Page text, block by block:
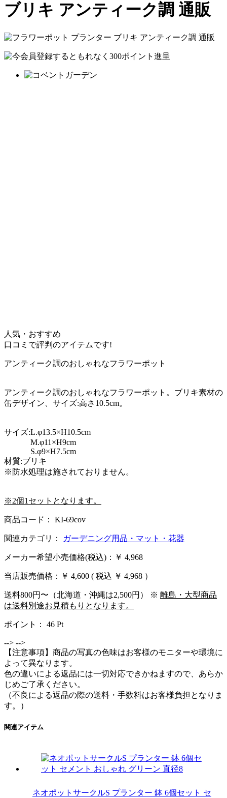
ブリキ アンティーク調 通販
人気・おすすめ
口コミで評判のアイテムです!
アンティーク調のおしゃれなフラワーポット
アンティーク調のおしゃれなフラワーポット。ブリキ素材の
缶デザイン、サイズ:高さ10.5cm。
サイズ:L.φ13.5×H10.5cm
M.φ11×H9cm
S.φ9×H7.5cm
材質:ブリキ
※防水処理は施されておりません。
※2個1セットとなります。
商品コード： KI-69cov
関連カテゴリ： ガーデニング用品・マット・花器
メーカー希望小売価格(税込)：￥ 4,968
当店販売価格： ￥ 4,600 ( 税込 ￥ 4,968 ）
送料800円〜（北海道・沖縄は2,500円） ※ 離島・大型商品
は送料別途お見積もりとなります。
ポイント： 46 Pt
--> -->
【注意事項】商品の写真の色味はお客様のモニターや環境に
よって異なります。
色の違いによる返品には一切対応できかねますので、あらか
じめご了承ください。
（不良による返品の際の送料・手数料はお客様負担となりま
す。）
関連アイテム
ネオポットサークルS プランター 鉢 6個セット セ